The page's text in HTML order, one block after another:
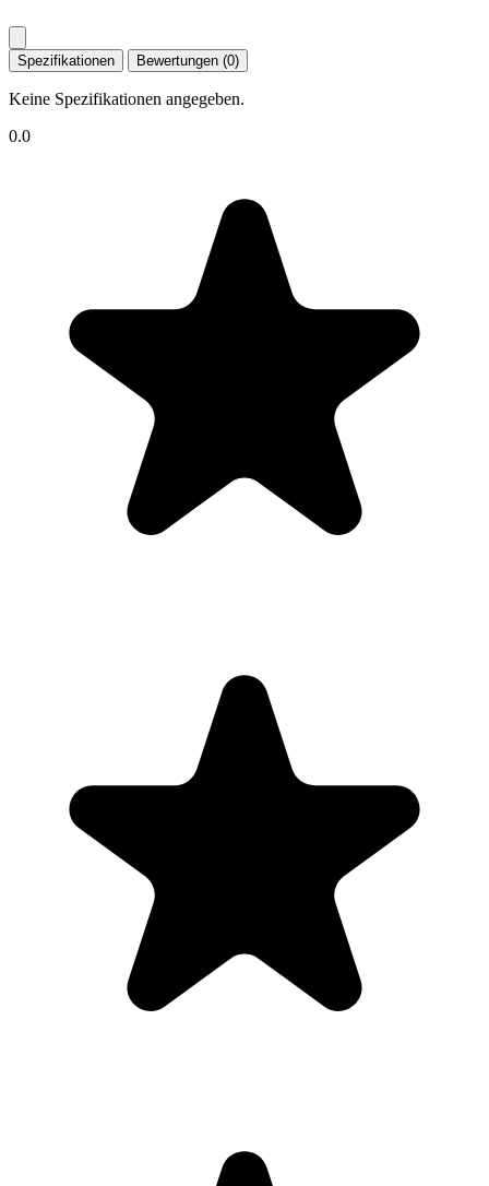
Spezifikationen Bewertungen (0)
Keine Spezifikationen angegeben.
0.0